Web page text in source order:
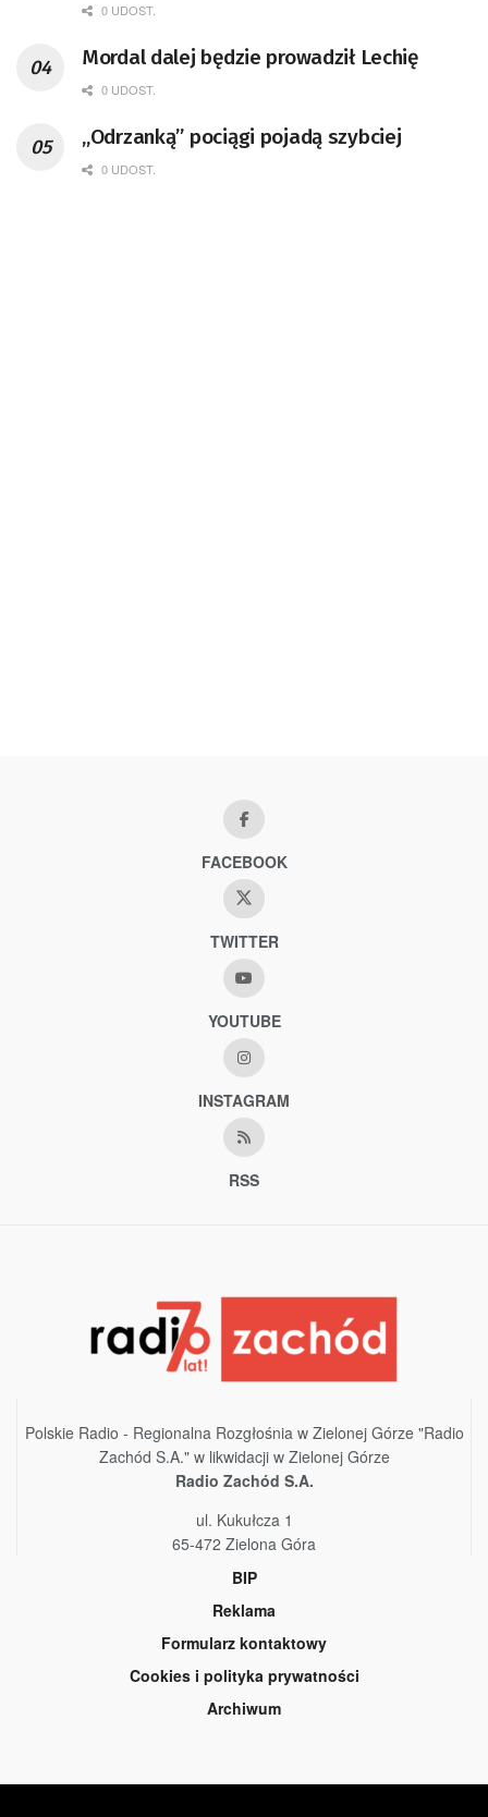
0 UDOST.
Mordal dalej będzie prowadził Lechię
0 UDOST.
„Odrzanką” pociągi pojadą szybciej
0 UDOST.
FACEBOOK
TWITTER
YOUTUBE
INSTAGRAM
RSS
Polskie Radio - Regionalna Rozgłośnia w Zielonej Górze "Radio
Zachód S.A." w likwidacji w Zielonej Górze
Radio Zachód S.A.
ul. Kukułcza 1
65-472 Zielona Góra
BIP
Reklama
Formularz kontaktowy
Cookies i polityka prywatności
Archiwum